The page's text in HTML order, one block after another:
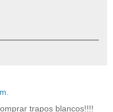
trapos blancos!!!!